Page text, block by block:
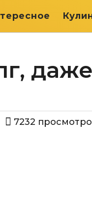
даже
7232